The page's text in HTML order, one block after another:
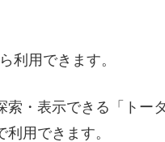
利用できます。
索・表示できる「トー
用できます。